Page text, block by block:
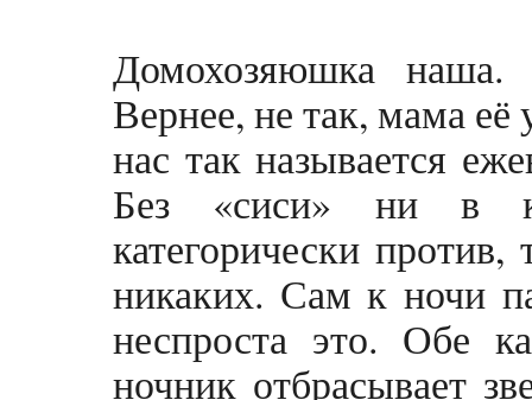
Домохозяюшка наша.
Вернее, не так, мама её
нас так называется
Без «сиси» ни в
категорически
никаких. Сам к ночи
неспроста это. Обе
ночник отбрасывает